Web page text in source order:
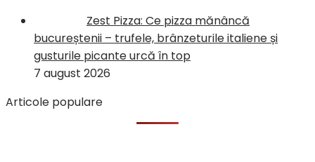
Zest Pizza: Ce pizza mănâncă
bucureștenii – trufele, brânzeturile italiene și
gusturile picante urcă în top
7 august 2026
Articole populare